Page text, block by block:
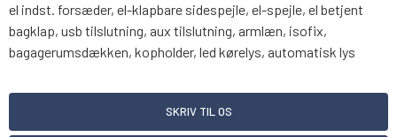
el indst. forsæder, el-klapbare sidespejle, el-spejle, el betjent
bagklap, usb tilslutning, aux tilslutning, armlæn, isofix,
bagagerumsdækken, kopholder, led kørelys, automatisk lys
SKRIV TIL OS